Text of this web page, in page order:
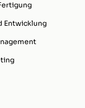
Entwicklung